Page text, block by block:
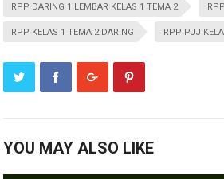
RPP DARING 1 LEMBAR KELAS 1 TEMA 2
RPP KELAS 1 TEMA 2 DARING RPP PJJ
YOU MAY ALSO LIKE